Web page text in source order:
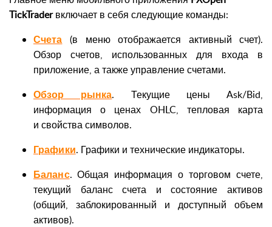
TickTraderвключает в себя следующие команды:
Счета (в меню отображается активный счет).
Обзор счетов, использованных для входа в
приложение, а также управление счетами.
Обзор рынка. Текущие цены Ask/Bid,
информация о ценах OHLC, тепловая карта
и свойства символов.
Графики. Графики и технические индикаторы.
Баланс. Общая информация о торговом счете,
текущий баланс счета и состояние активов
(общий, заблокированный и доступный объем
активов).